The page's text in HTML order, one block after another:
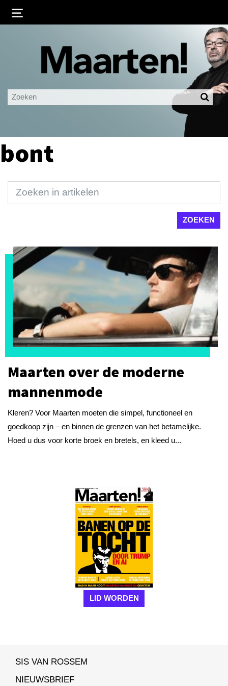
Ingelogd blijven
LOGIN
bont
Maarten over de moderne
mannenmode
Kleren? Voor Maarten moeten die simpel, functioneel en
goedkoop zijn – en binnen de grenzen van het betamelijke.
Hoed u dus voor korte broek en bretels, en kleed u...
LID WORDEN
SIS VAN ROSSEM
NIEUWSBRIEF